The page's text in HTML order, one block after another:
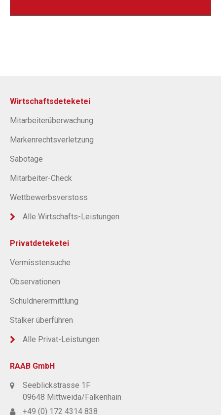
Wirtschaftsdeteketei
Mitarbeiterüberwachung
Markenrechtsverletzung
Sabotage
Mitarbeiter-Check
Wettbewerbsverstoss
Alle Wirtschafts-Leistungen
Privatdeteketei
Vermisstensuche
Observationen
Schuldnerermittlung
Stalker überführen
Alle Privat-Leistungen
RAAB GmbH
Seeblickstrasse 1F
09648 Mittweida/Falkenhain
+49 (0) 172 4314 838